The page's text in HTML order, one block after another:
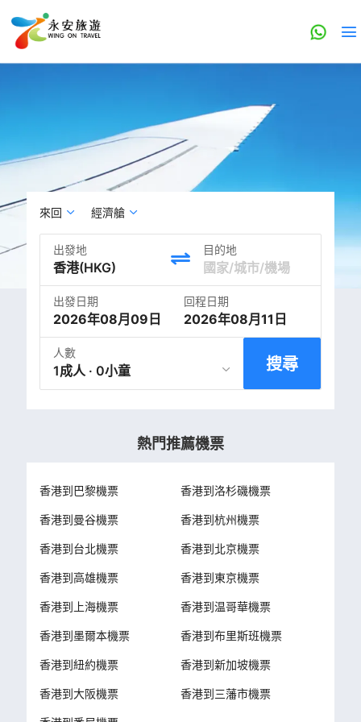
來回 經濟艙
出發地 目的地
出發日期
2026年08月09日
回程日期
2026年08月11日
人數
1成人 · 0小童 搜尋
熱門推薦機票
香港到巴黎機票 香港到洛杉磯機票
香港到曼谷機票 香港到杭州機票
香港到台北機票 香港到北京機票
香港到高雄機票 香港到東京機票
香港到上海機票 香港到温哥華機票
香港到墨爾本機票 香港到布里斯班機票
香港到紐約機票 香港到新加坡機票
香港到大阪機票 香港到三藩市機票